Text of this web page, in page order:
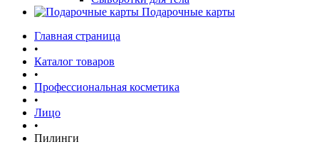
Подарочные карты
Главная страница
•
Каталог товаров
•
Профессиональная косметика
•
Лицо
•
Пилинги